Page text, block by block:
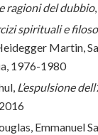
ragioni del dubbio
spirituali e
Martin,
1976-1980
L’espulsione
Emmanuel